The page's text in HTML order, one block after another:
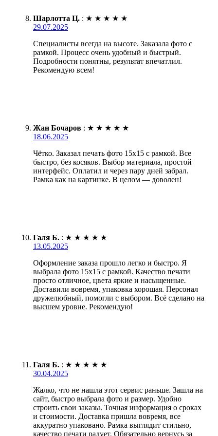
Шарлотта Ц. : ★ ★ ★ ★ ★
29.07.2025
Специалисты всегда на высоте. Заказала фото с
рамкой. Процесс очень удобный и быстрый.
Подробности понятны, результат впечатлил.
Рекомендую всем!
Жан Бочаров : ★ ★ ★ ★ ★
18.06.2025
Чётко. Заказал печать фото 15х15 с рамкой. Все
быстро, без косяков. Выбор материала, простой
интерфейс. Оплатил и через пару дней забрал.
Рамка как на картинке. В целом — доволен!
Галя Б. : ★ ★ ★ ★ ★
13.05.2025
Оформление заказа прошло легко и быстро. Я
выбрала фото 15х15 с рамкой. Качество печати
просто отличное, цвета яркие и насыщенные.
Доставили вовремя, упаковка хорошая. Персонал
дружелюбный, помогли с выбором. Всё сделано на
высшем уровне. Рекомендую!
Галя Б. : ★ ★ ★ ★ ★
30.04.2025
Жалко, что не нашла этот сервис раньше. Зашла на
сайт, быстро выбрала фото и размер. Удобно
строить свои заказы. Точная информация о сроках
и стоимости. Доставка пришла вовремя, все
аккуратно упаковано. Рамка выглядит стильно,
качество печати радует. Обязательно вернусь за